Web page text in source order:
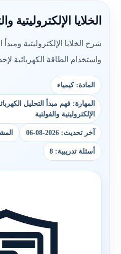
الخلايا الإلكتروليتية
شرح الخلايا الإلكتروليتية ومبدأ
واستخدام الطاقة الكهربائية
المادة: كيمياء
المهارة: فهم مبدأ التحليل
الإلكتروليتية والفولتية
آخر تحديث: 2026-08-06
أسئلة تدريبية: 8